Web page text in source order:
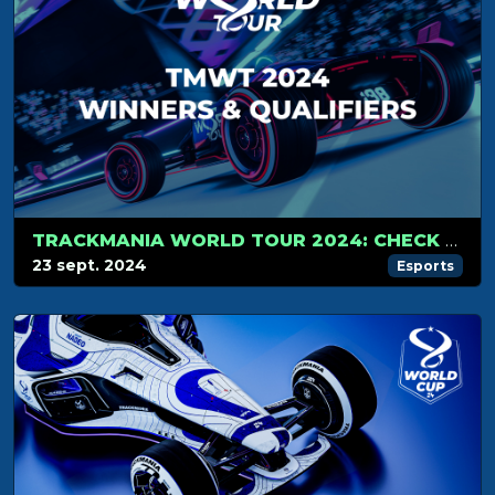
TRACKMANIA WORLD TOUR 2024: CHECK OUT THE LATEST WINNERS AND QUALIFIERS
23 sept. 2024 Esports